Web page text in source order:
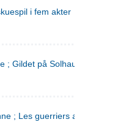
i fem akter
; Gildet på Solhaug
; Les guerriers a Helgeland